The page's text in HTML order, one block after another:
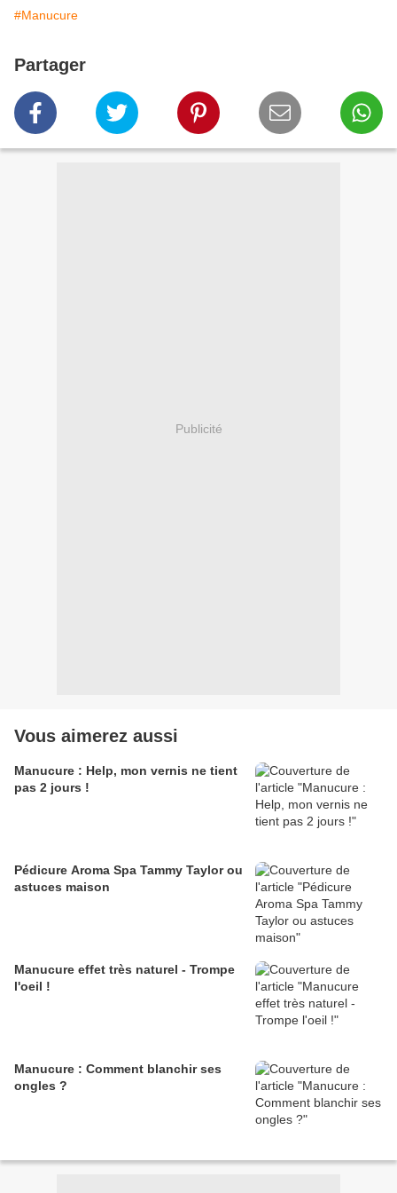
#Manucure
Partager
Publicité
Vous aimerez aussi
Manucure : Help, mon vernis ne tient
pas 2 jours !
Pédicure Aroma Spa Tammy Taylor ou
astuces maison
Manucure effet très naturel - Trompe
l'oeil !
Manucure : Comment blanchir ses
ongles ?